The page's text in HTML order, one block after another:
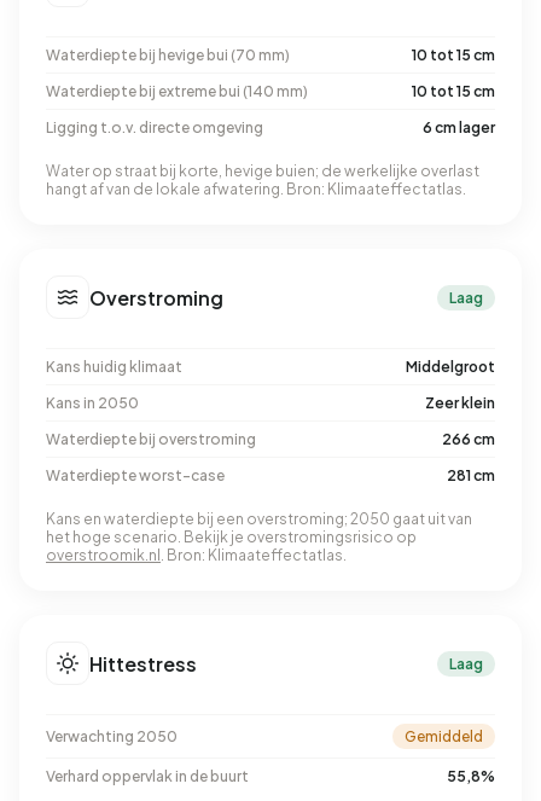
Waterdiepte bij hevige bui (70 mm)
10 tot 15 cm
Waterdiepte bij extreme bui (140 mm)
10 tot 15 cm
Ligging t.o.v. directe omgeving
6 cm lager
Water op straat bij korte, hevige buien; de werkelijke overlast
hangt af van de lokale afwatering. Bron: Klimaateffectatlas.
Overstroming Laag
Kans huidig klimaat
Middelgroot
Kans in 2050
Zeer klein
Waterdiepte bij overstroming
266 cm
Waterdiepte worst-case
281 cm
Kans en waterdiepte bij een overstroming; 2050 gaat uit van
het hoge scenario. Bekijk je overstromingsrisico op
overstroomik.nl . Bron: Klimaateffectatlas.
Hittestress Laag
Verwachting 2050 Gemiddeld
Verhard oppervlak in de buurt 55,8%